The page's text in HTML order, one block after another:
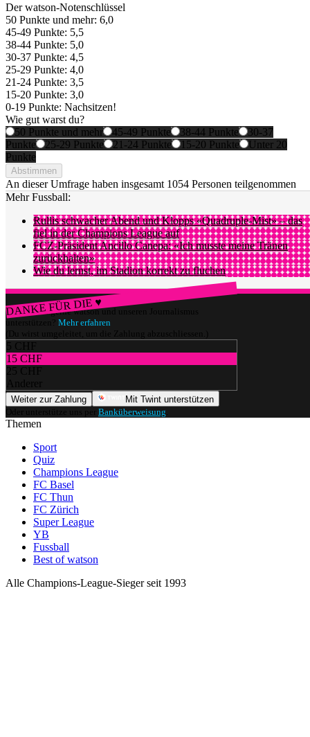
Der watson-Notenschlüssel
50 Punkte und mehr: 6,0
45-49 Punkte: 5,5
38-44 Punkte: 5,0
30-37 Punkte: 4,5
25-29 Punkte: 4,0
21-24 Punkte: 3,5
15-20 Punkte: 3,0
0-19 Punkte: Nachsitzen!
Wie gut warst du?
50 Punkte und mehr
45-49 Punkte 38-44 Punkte
30-37
Punkte
25-29 Punkte 21-24 Punkte 15-20 Punkte
Unter 20
Punkte
Abstimmen
An dieser Umfrage haben insgesamt 1054 Personen teilgenommen
Mehr Fussball:
Rullis schwacher Abend und Klopps «Quadruple-Mist» – das
fiel in der Champions League auf
FCZ-Präsident Ancillo Canepa: «Ich musste meine Tränen
zurückhalten»
Wie du lernst, im Stadion korrekt zu fluchen
DANKE FÜR DIE ♥
Würdest du gerne watson und unseren Journalismus
unterstützen? Mehr erfahren
(Du wirst umgeleitet, um die Zahlung abzuschliessen.)
5 CHF
15 CHF
25 CHF
Anderer
Weiter zur Zahlung
Mit Twint unterstützen
Oder unterstütze uns per Banküberweisung
Themen
Sport
Quiz
Champions League
FC Basel
FC Thun
FC Zürich
Super League
YB
Fussball
Best of watson
Alle Champions-League-Sieger seit 1993